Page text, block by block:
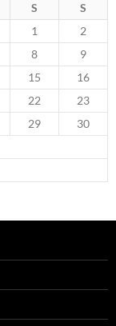
S S
1
2
8
9
15
16
22
23
29
30